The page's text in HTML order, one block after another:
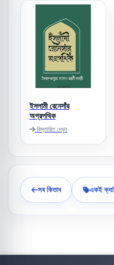
ইসলামী রেনেসাঁর
অগ্রপথিক
বিস্তারিত দেখুন
সব কিতাব একই